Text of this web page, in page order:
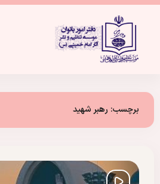
برچسب: رهبر شهید